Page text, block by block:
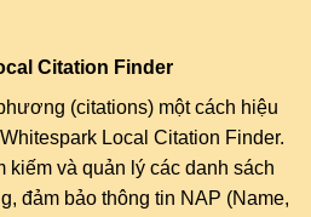
Citation Finder
(citations) một cách hiệu
Local Citation Finder.
kiếm và quản lý các danh sách
đảm bảo thông tin NAP (Name,